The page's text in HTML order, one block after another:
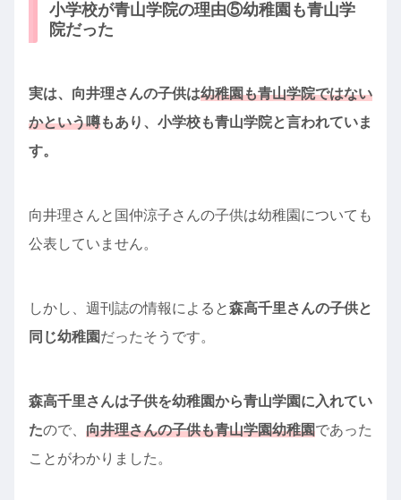
小学校が青山学院の理由⑤幼稚園も青山学
院だった
実は、向井理さんの子供は幼稚園も青山学院ではない
かという噂もあり、小学校も青山学院と言われていま
す。
向井理さんと国仲涼子さんの子供は幼稚園についても
公表していません。
しかし、週刊誌の情報によると森高千里さんの子供と
同じ幼稚園だったそうです。
森高千里さんは子供を幼稚園から青山学園に入れてい
たので、 向井理さんの子供も青山学園幼稚園であった
ことがわかりました。